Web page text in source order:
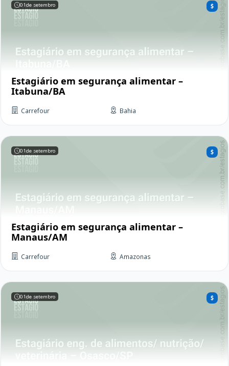
01de setembro
Estagiário em segurança alimentar –
Itabuna/BA
Carrefour Bahia
01de setembro
Estagiário em segurança alimentar –
Manaus/AM
Carrefour Amazonas
01de setembro